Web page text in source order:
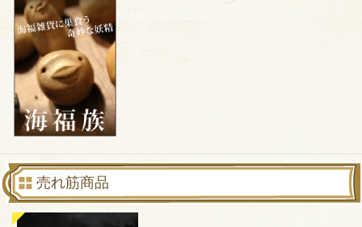
売れ筋商品